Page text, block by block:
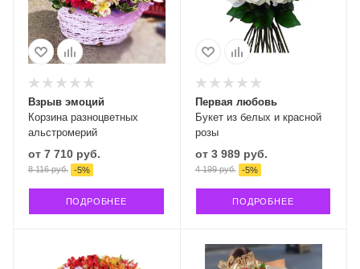
Корзина разноцветных
альстромерий
Взрыв эмоций
от 7 710 руб.
8 116 руб. -5%
ПОДРОБНЕЕ
Букет из белых и красной
розы
Первая любовь
от 3 989 руб.
4 199 руб. -5%
ПОДРОБНЕЕ